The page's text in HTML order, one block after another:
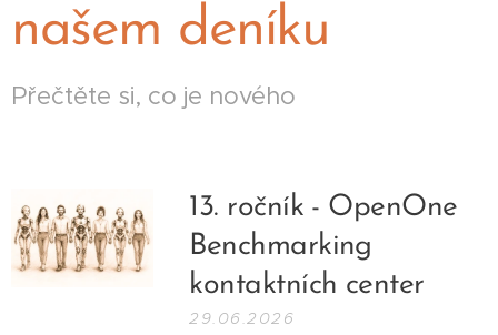
našem deníku
Přečtěte si, co je nového
13. ročník - OpenOne
Benchmarking
kontaktních center
29.06.2026